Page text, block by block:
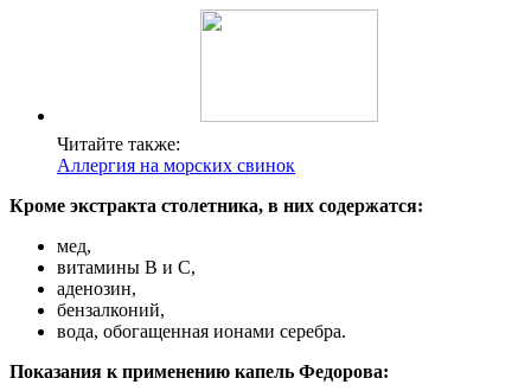
Читайте также:
Аллергия на морских свинок
Кроме экстракта столетника, в них содержатся:
мед,
витамины В и С,
аденозин,
бензалконий,
вода, обогащенная ионами серебра.
Показания к применению капель Федорова: